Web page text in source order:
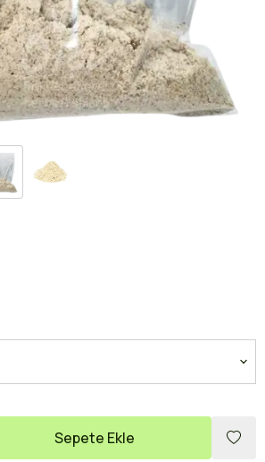
Sepete Ekle